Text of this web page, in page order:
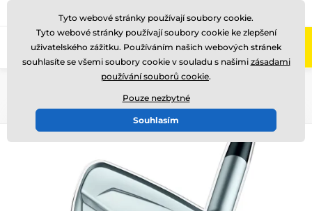
Zavolejte nám (Po-Pá 8-17)
Tyto webové stránky používají soubory cookie.
Tyto webové stránky používají soubory cookie ke zlepšení
uživatelského zážitku. Používáním našich webových stránek
souhlasíte se všemi soubory cookie v souladu s našimi zásadami
používání souborů cookie.
Pouze nezbytné
Souhlasím